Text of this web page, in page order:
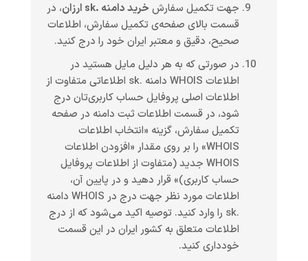
جهت تکمیل سفارش خرید دامنه .sk ارزان
، در
قسمت بالای صفحه‌ی تکمیل سفارش، اطلاعات
صحیح، دقیق و معتبر ایران خود را درج کنید.
در صورتی که به هر دلیل مایل هستید در
اطلاعات WHOIS دامنه .sk اطلاعاتی متفاوت از
اطلاعات اصلی پروفایل حساب کاربری‌تان درج
شود، در قسمت اطلاعات ثبت دامنه در صفحه
تکمیل سفارش، گزینه «انتخاب اطلاعات
WHOIS» را بر روی مقدار «افزودن اطلاعات
WHOIS جدید (متفاوت از اطلاعات پروفایل
حساب کاربری)» قرار دهید و در پایین آن،
اطلاعات مورد نظر جهت درج در WHOIS دامنه
.sk را وارد کنید. توصیه اکید می‌شود که از درج
اطلاعات متعلق به کشور ایران در این قسمت
خودداری کنید.